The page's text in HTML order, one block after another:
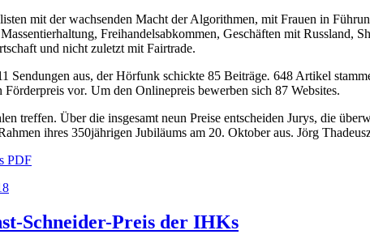
mit der wachsenden Macht der Algorithmen, mit Frauen in
Freihandelsabkommen, Geschäften mit Russland,
und nicht zuletzt mit Fairtrade.
Sendungen aus, der Hörfunk schickte 85 Beiträge. 648 Artikel
Förderpreis vor. Um den Onlinepreis bewerben sich 87 Websites.
treffen. Über die insgesamt neun Preise entscheiden Ju­rys, die
ihres 350jährigen Jubiläums am 20. Oktober aus. Jörg
PDF
Schneider-Preis der IHKs